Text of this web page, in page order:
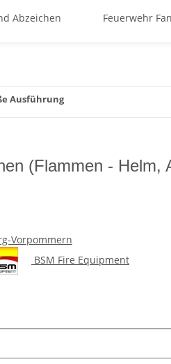
Abzeichen Feuerwehr
Ausführung
(Flammen - Helm,
Vorpommern
BSM Fire Equipment